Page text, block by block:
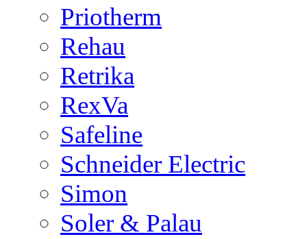
Priotherm
Rehau
Retrika
RexVa
Safeline
Schneider Electric
Simon
Soler & Palau